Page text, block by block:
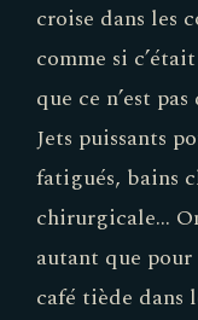
croise dans les
comme si
que ce n’est
Jets puissants
fatigués, bains
chirurgicale...
autant que pour
café tiède